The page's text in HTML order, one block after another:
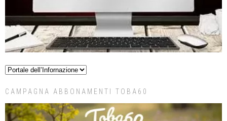
CAMPAGNA ABBONAMENTI TOBA60